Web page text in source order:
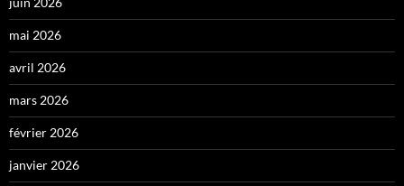
mai 2026
avril 2026
mars 2026
février 2026
janvier 2026